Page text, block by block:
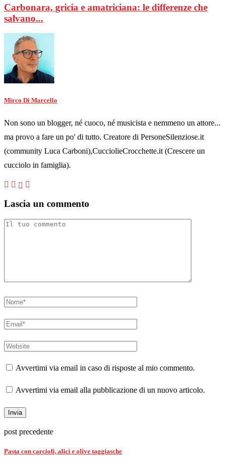
Carbonara, gricia e amatriciana: le differenze che
salvano...
Mirco Di Marcello
Non sono un blogger, né cuoco, né musicista e nemmeno un attore...
ma provo a fare un po' di tutto. Creatore di PersoneSilenziose.it
(community Luca Carboni),CucciolieCrocchette.it (Crescere un
cucciolo in famiglia).
Lascia un commento
Avvertimi via email in caso di risposte al mio commento.
Avvertimi via email alla pubblicazione di un nuovo articolo.
post precedente
Pasta con carciofi, alici e olive taggiasche